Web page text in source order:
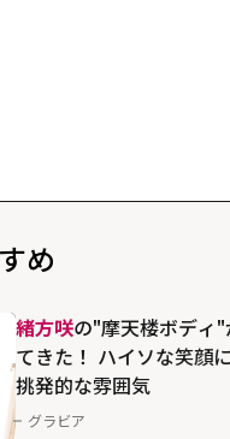
め
緒方咲の"摩天楼ボディ"
てきた！ ハイソな笑顔
挑発的な雰囲気
グラビア